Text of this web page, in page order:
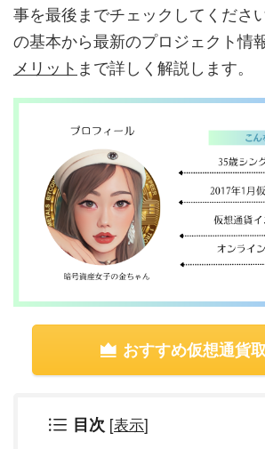
事を最後までチェックしてくださ
の基本から最新のプロジェクト情報
メリット まで詳しく解説します。
おすすめ仮想通貨
目次 [表示]